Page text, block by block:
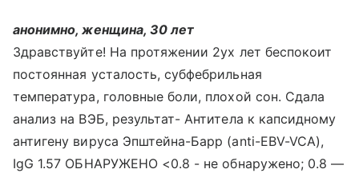
анонимно, женщина, 30 лет
Здравствуйте! На протяжении 2ух лет беспокоит
постоянная усталость, субфебрильная
температура, головные боли, плохой сон. Сдала
анализ на ВЭБ, результат- Антитела к капсидному
антигену вируса Эпштейна-Барр (anti-EBV-VCA),
IgG 1.57 ОБНАРУЖЕНО <0.8 - не обнаружено; 0.8 —